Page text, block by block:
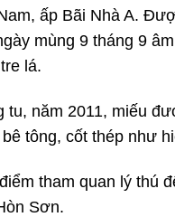
ấp Bãi Nhà A.
mùng 9 tháng 9
lá.
tu, năm 2011, miếu
tông, cốt thép như
tham quan lý thú
Sơn.